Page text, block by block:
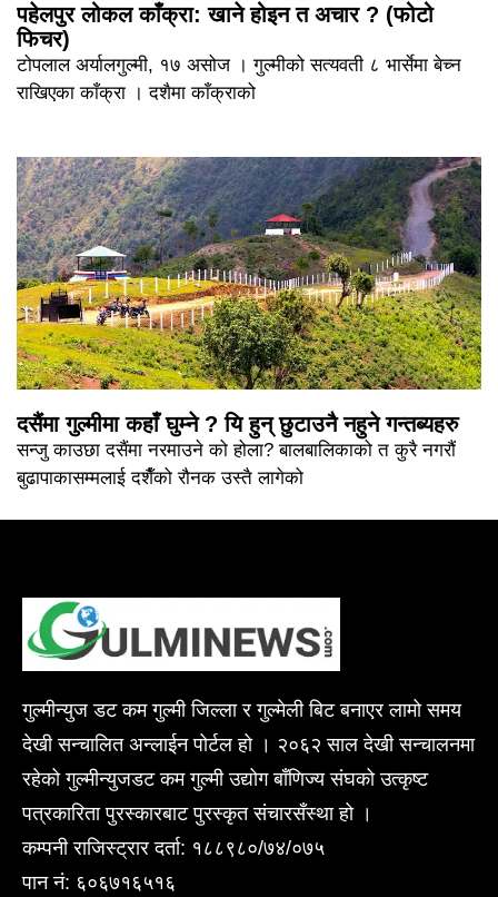
पहेलपुर लोकल काँक्रा: खाने होइन त अचार ? (फोटो
फिचर)
टोपलाल अर्यालगुल्मी, १७ असोज । गुल्मीको सत्यवती ८ भार्सेमा बेच्न
राखिएका काँक्रा । दशैमा काँक्राको
दसैंमा गुल्मीमा कहाँ घुम्ने ? यि हुन् छुटाउनै नहुने गन्तब्यहरु
सन्जु काउछा दसैंमा नरमाउने को होला? बालबालिकाको त कुरै नगरौं
बुढापाकासम्मलाई दशैँको रौनक उस्तै लागेको
गुल्मीन्युज डट कम गुल्मी जिल्ला र गुल्मेली बिट बनाएर लामो समय
देखी सन्चालित अन्लाईन पोर्टल हो । २०६२ साल देखी सन्चालनमा
रहेको गुल्मीन्युजडट कम गुल्मी उद्योग बाँणिज्य संघको उत्कृष्ट
पत्रकारिता पुरस्कारबाट पुरस्कृत संचारसँस्था हो ।
कम्पनी राजिस्ट्रार दर्ता: १८८९८०/७४/०७५
पान नं: ६०६७१६५१६